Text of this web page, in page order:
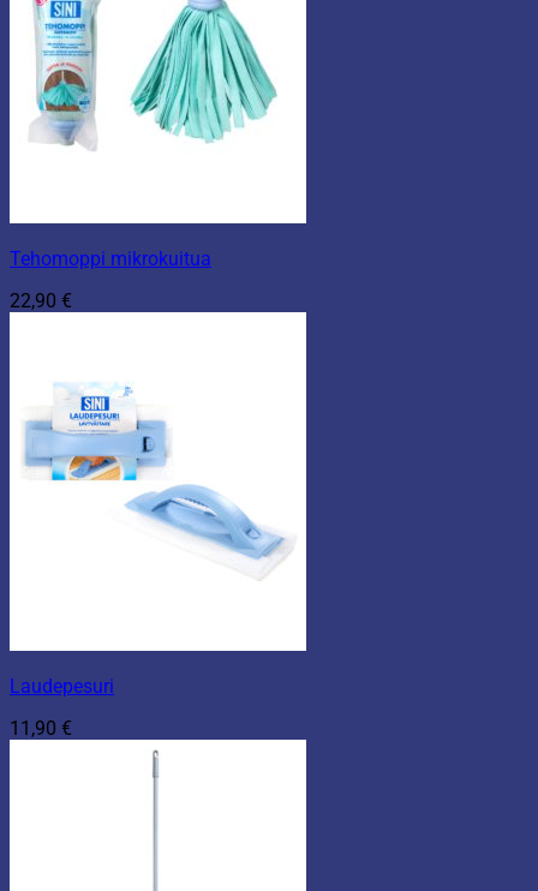
Tehomoppi mikrokuitua
22,90 €
Laudepesuri
11,90 €